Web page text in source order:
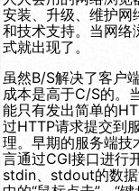
安装、升级、维护网
和技术支持。当网
式就出现了。
虽然B/S解决了客户
成本是高于C/S的。
能只有发出简单的
过HTTP请求提交到
理。早期的服务端
言通过CGI接口进行
stdin、stdout的数